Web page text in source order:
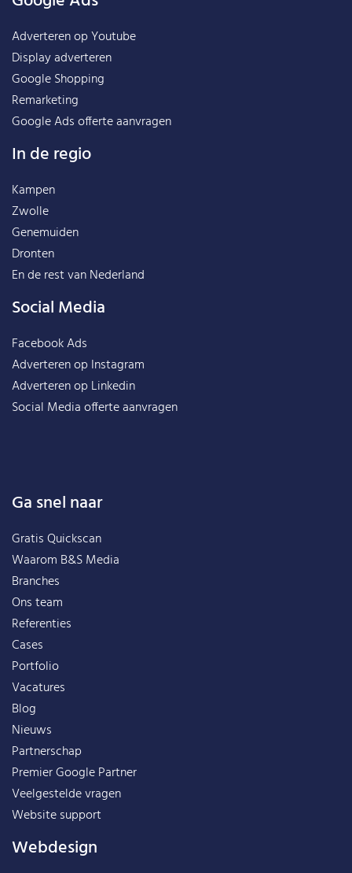
Adverteren op Youtube
Display adverteren
Google Shopping
Remarketing
Google Ads offerte aanvragen
In de regio
Kampen
Zwolle
Genemuiden
Dronten
En de rest vanNederland
Social Media
Facebook Ads
Adverteren op Instagram
Adverteren op Linkedin
Social Media offerte aanvragen
Ga snel naar
Gratis Quickscan
Waarom B&S Media
Branches
Ons team
Referenties
Cases
Portfolio
Vacatures
Blog
Nieuws
Partnerschap
Premier Google Partner
Veelgestelde vragen
Website support
Webdesign